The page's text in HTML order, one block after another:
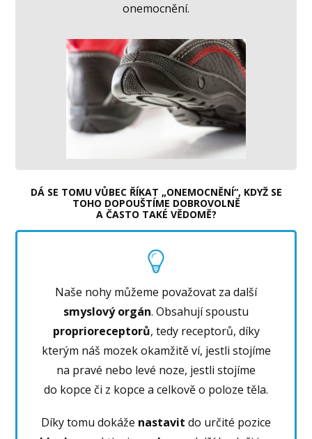
onemocnění.
DÁ SE TOMU VŮBEC ŘÍKAT „ONEMOCNĚNÍ“, KDYŽ SE
TOHO DOPOUŠTÍME DOBROVOLNĚ
A ČASTO TAKÉ VĚDOMĚ?
Naše nohy můžeme považovat za další
smyslový orgán. Obsahují spoustu
proprioreceptorů, tedy receptorů, díky
kterým náš mozek okamžitě ví, jestli stojíme
na pravé nebo levé noze, jestli stojíme
do kopce či z kopce a celkově o poloze těla.
Díky tomu dokáže nastavit do určité pozice